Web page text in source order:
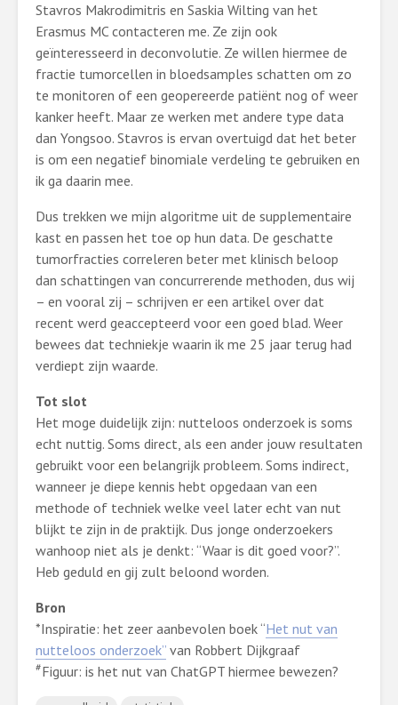
Stavros Makrodimitris en Saskia Wilting van het
Erasmus MC contacteren me. Ze zijn ook
geïnteresseerd in deconvolutie. Ze willen hiermee de
fractie tumorcellen in bloedsamples schatten om zo
te monitoren of een geopereerde patiënt nog of weer
kanker heeft. Maar ze werken met andere type data
dan Yongsoo. Stavros is ervan overtuigd dat het beter
is om een negatief binomiale verdeling te gebruiken en
ik ga daarin mee.
Dus trekken we mijn algoritme uit de supplementaire
kast en passen het toe op hun data. De geschatte
tumorfracties correleren beter met klinisch beloop
dan schattingen van concurrerende methoden, dus wij
– en vooral zij – schrijven er een artikel over dat
recent werd geaccepteerd voor een goed blad. Weer
bewees dat techniekje waarin ik me 25 jaar terug had
verdiept zijn waarde.
Tot slot
Het moge duidelijk zijn: nutteloos onderzoek is soms
echt nuttig. Soms direct, als een ander jouw resultaten
gebruikt voor een belangrijk probleem. Soms indirect,
wanneer je diepe kennis hebt opgedaan van een
methode of techniek welke veel later echt van nut
blijkt te zijn in de praktijk. Dus jonge onderzoekers
wanhoop niet als je denkt: “Waar is dit goed voor?”.
Heb geduld en gij zult beloond worden.
Bron
*Inspiratie: het zeer aanbevolen boek “Het nut van
nutteloos onderzoek” van Robbert Dijkgraaf
#Figuur: is het nut van ChatGPT hiermee bewezen?